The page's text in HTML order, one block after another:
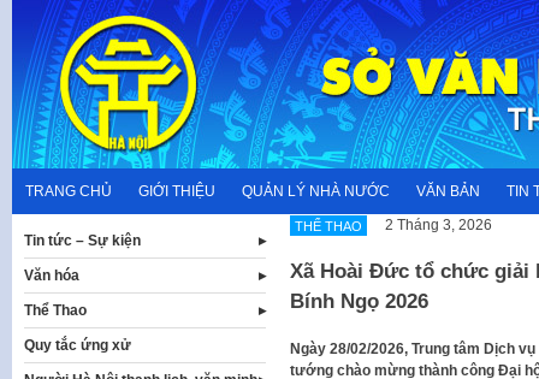
content
TRANG CHỦ GIỚI THIỆU QUẢN LÝ NHÀ NƯỚC VĂN BẢN TIN
THỂ THAO 2 Tháng 3, 2026
Xã Hoài Đức tổ chức giải
Bính Ngọ 2026
Ngày 28/02/2026, Trung tâm Dịch
tướng chào mừng thành công Đại
Tin tức – Sự kiện
Văn hóa
Thể Thao
Quy tắc ứng xử